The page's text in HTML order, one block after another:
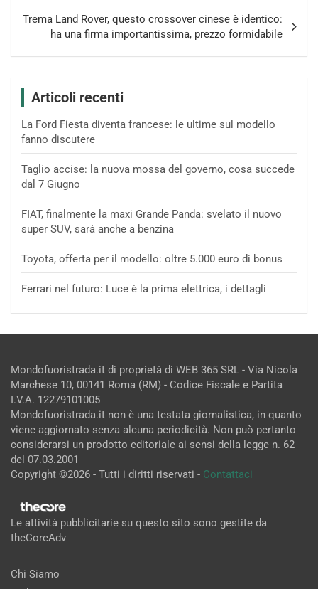
Trema Land Rover, questo crossover cinese è identico:
ha una firma importantissima, prezzo formidabile
Articoli recenti
La Ford Fiesta diventa francese: le ultime sul modello
fanno discutere
Taglio accise: la nuova mossa del governo, cosa succede
dal 7 Giugno
FIAT, finalmente la maxi Grande Panda: svelato il nuovo
super SUV, sarà anche a benzina
Toyota, offerta per il modello: oltre 5.000 euro di bonus
Ferrari nel futuro: Luce è la prima elettrica, i dettagli
Mondofuoristrada.it di proprietà di WEB 365 SRL - Via Nicola
Marchese 10, 00141 Roma (RM) - Codice Fiscale e Partita
I.V.A. 12279101005
Mondofuoristrada.it non è una testata giornalistica, in quanto
viene aggiornato senza alcuna periodicità. Non può pertanto
considerarsi un prodotto editoriale ai sensi della legge n. 62
del 07.03.2001
Copyright ©2026 - Tutti i diritti riservati - Contattaci
Le attività pubblicitarie su questo sito sono gestite da
theCoreAdv
Chi Siamo